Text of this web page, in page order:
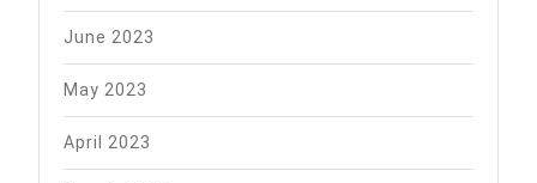
June 2023
May 2023
April 2023